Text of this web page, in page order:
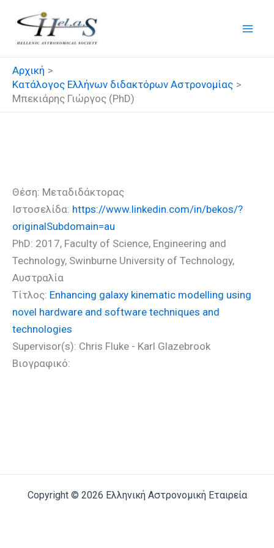
στο
περιεχόμενο
Αρχική
Κατάλογος Ελλήνων διδακτόρων Αστρονομίας
Μπεκιάρης Γιώργος (PhD)
Θέση: Μεταδιδάκτορας
Ιστοσελίδα: https://www.linkedin.com/in/bekos/?
originalSubdomain=au
PhD: 2017, Faculty of Science, Engineering and
Technology, Swinburne University of Technology,
Αυστραλία
Τίτλος: Enhancing galaxy kinematic modelling using
novel hardware and software techniques and
technologies
Supervisor(s): Chris Fluke - Karl Glazebrook
Βιογραφικό:
Copyright © 2026 Ελληνική Αστρονομική Εταιρεία